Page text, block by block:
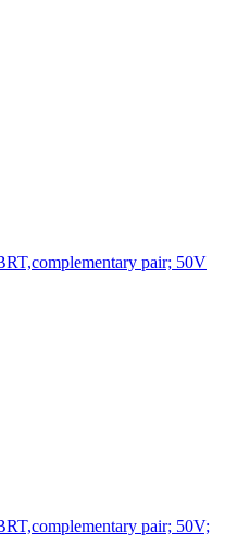
pair; 50V
pair; 50V;